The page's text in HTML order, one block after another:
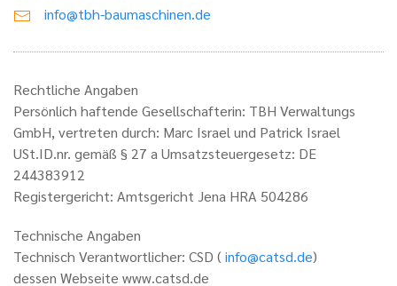
info@tbh-baumaschinen.de
Rechtliche Angaben
Persönlich haftende Gesellschafterin: TBH Verwaltungs
GmbH, vertreten durch: Marc Israel und Patrick Israel
USt.ID.nr. gemäß § 27 a Umsatzsteuergesetz: DE
244383912
Registergericht: Amtsgericht Jena HRA 504286
Technische Angaben
Technisch Verantwortlicher: CSD (info@catsd.de)
dessen Webseite www.catsd.de